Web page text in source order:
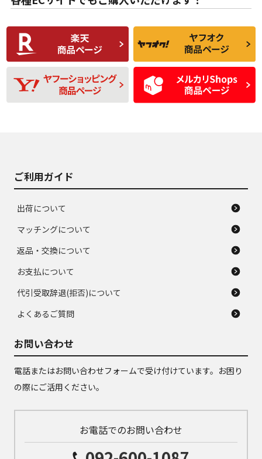
C
比較的きれいな中古
品
C
られるが、使用に問
題のない中古品
D
使用感や目立つ傷が
あり、一般的な中古
品
D
残り溝も少なく、偏
磨耗がみられ、短期
間使用できるくらい
の中古品
ご利用ガイド
出荷について
マッチングについて
返品・交換について
お支払について
代引受取辞退(拒否)について
よくあるご質問
お問い合わせ
電話またはお問い合わせフォームで受け付けています。お困り
の際にご活用ください。
お電話でのお問い合わせ